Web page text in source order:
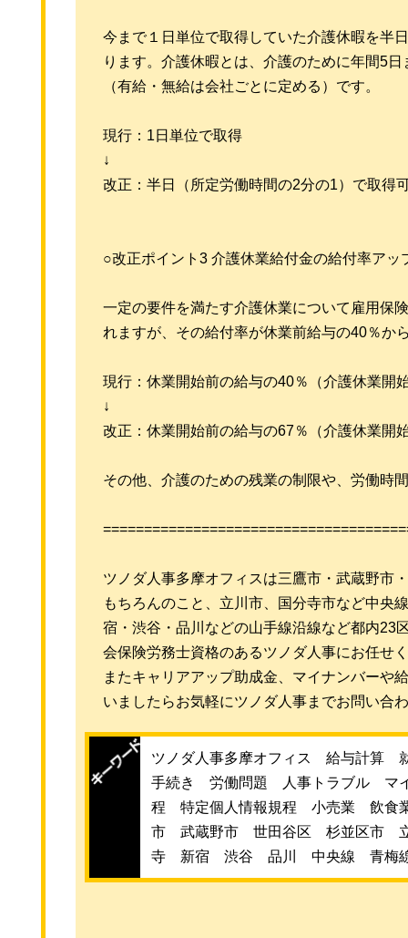
今まで１日単位で取得していた介護休暇を半
ります。介護休暇とは、介護のために年間5
（有給・無給は会社ごとに定める）です。
現行：1日単位で取得
↓
改正：半日（所定労働時間の2分の1）で取得
○改正ポイント3 介護休業給付金の給付率アッ
一定の要件を満たす介護休業について雇用保
れますが、その給付率が休業前給与の40％か
現行：休業開始前の給与の40％（介護休業開
↓
改正：休業開始前の給与の67％（介護休業開
その他、介護のための残業の制限や、労働時
ツノダ人事多摩オフィスは三鷹市・武蔵野市
もちろんのこと、立川市、国分寺市など中央
宿・渋谷・品川などの山手線沿線など都内23
会保険労務士資格のあるツノダ人事にお任せ
またキャリアアップ助成金、マイナンバーや
いましたらお気軽にツノダ人事までお問い合
ツノダ人事多摩オフィス 給与計算
手続き 労働問題 人事トラブル マ
程 特定個人情報規程 小売業 飲
市 武蔵野市 世田谷区 杉並区市
寺 新宿 渋谷 品川 中央線 青梅